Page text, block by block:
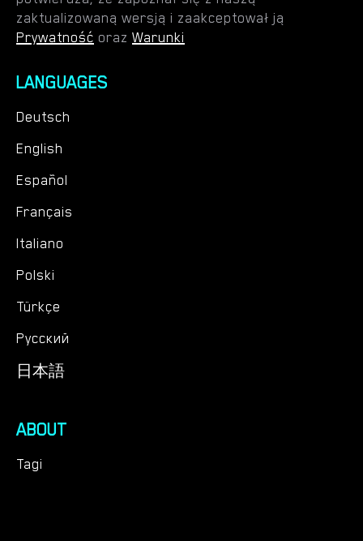
zaktualizowaną wersją i zaakceptował ją
Prywatność oraz Warunki
LANGUAGES
Deutsch
English
Español
Français
Italiano
Polski
Türkçe
Русский
日本語
ABOUT
Tagi